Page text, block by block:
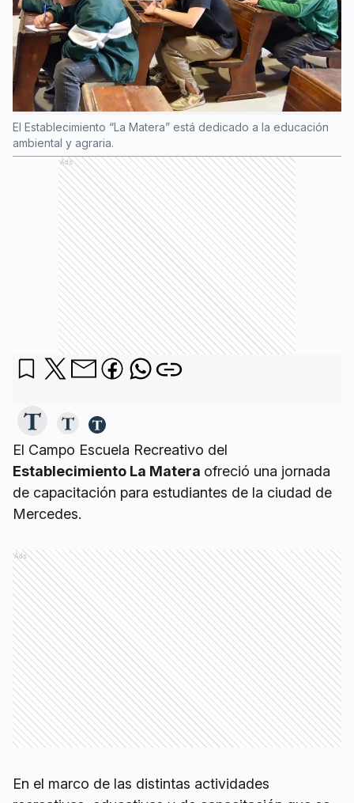
El Establecimiento “La Matera” está dedicado a la educación
ambiental y agraria.
Ads
El Campo Escuela Recreativo del
Establecimiento La Matera ofreció una jornada
de capacitación para estudiantes de la ciudad de
Mercedes.
Ads
En el marco de las distintas actividades